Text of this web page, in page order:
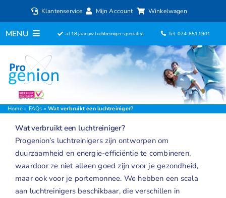
inhoud
Klantenservice Mijn Account Winkelwagen
MENU
Home
Luchtreinigers
Filters
Luchtbevochtigers
Ventilatoren
Ionisators
al 18 jaar uw luchtreiniger specialist Tel. 074-8511901
Home» FAQs »Wat verbruikt een luchtreiniger?
Wat verbruikt een luchtreiniger?
Progenion’s luchtreinigers zijn ontworpen om
duurzaamheid en energie-efficiëntie te combineren,
waardoor ze niet alleen goed zijn voor je gezondheid,
maar ook voor je portemonnee. We hebben een scala
aan luchtreinigers beschikbaar, die verschillen in